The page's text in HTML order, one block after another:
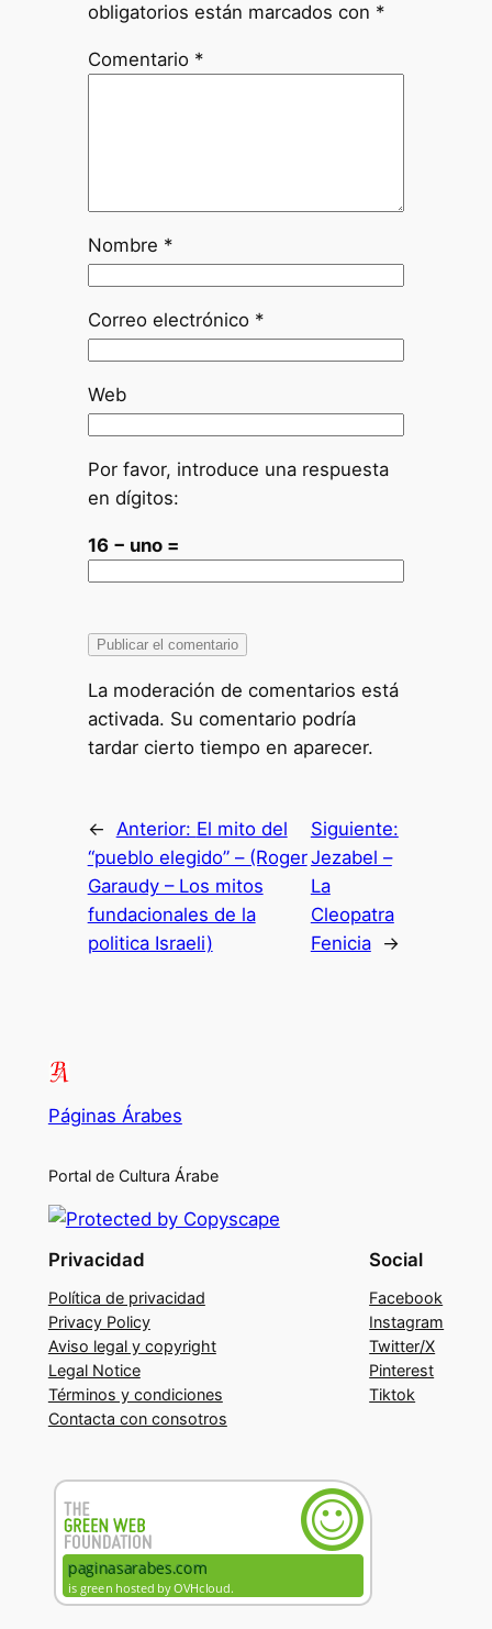
obligatorios están marcados con *
Comentario *
Nombre *
Correo electrónico *
Web
Por favor, introduce una respuesta
en dígitos:
16 − uno =
La moderación de comentarios está
activada. Su comentario podría
tardar cierto tiempo en aparecer.
← Anterior: El mito del
“pueblo elegido” – (Roger
Garaudy – Los mitos
fundacionales de la
politica Israeli)
Siguiente:
Jezabel –
La
Cleopatra
Fenicia
→
Páginas Árabes
Portal de Cultura Árabe
Privacidad
Política de privacidad
Privacy Policy
Aviso legal y copyright
Legal Notice
Términos y condiciones
Contacta con consotros
Social
Facebook
Instagram
Twitter/X
Pinterest
Tiktok